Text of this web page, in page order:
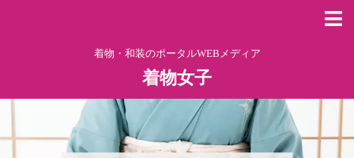
着物・和装のポータルWEBメディア
着物女子